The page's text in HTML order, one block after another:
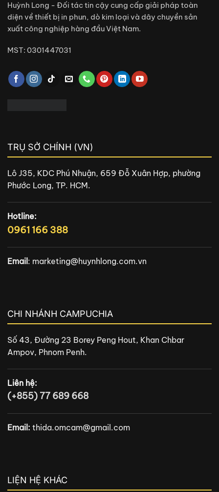
Huỳnh Long - Đối tác tin cậy cung cấp giải pháp toàn
diện về thiết bị in phun, dò kim loại và dây chuyền sản
xuất công nghiệp hàng đầu Việt Nam.
MST: 0301447031
TRỤ SỞ CHÍNH (VN)
Lô J35, KDC Phú Nhuận, 659 Đỗ Xuân Hợp, phường
Phước Long, TP. HCM.
Hotline:
0961 166 388
Email : marketing@huynhlong.com.vn
CHI NHÁNH CAMPUCHIA
Số 43, Đường 23 Borey Peng Hout, Khan Chbar
Ampov, Phnom Penh.
Liên hệ:
(+855) 77 689 668
Email: thida.omcam@gmail.com
LIỆN HỆ KHÁC